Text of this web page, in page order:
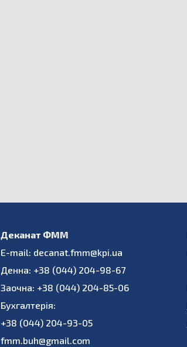
Деканат ФММ
E-mail: decanat.fmm@kpi.ua
Денна: +38 (044) 204-98-67
Заочна: +38 (044) 204-85-06
Бухгалтерія:
+38 (044) 204-93-05
fmm.buh@gmail.com